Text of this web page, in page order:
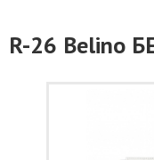
R-26 Belino